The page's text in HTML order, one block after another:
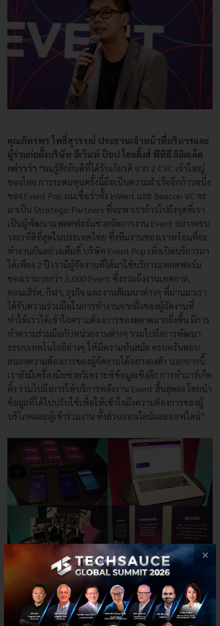
คุณภัทรพร โพธิ์สุวรรณ์ ประธานเจ้าหน้าที่บริหารและ
ผู้ร่วมก่อตั้งบริษัท อีเว้นท์ ป็อป โฮลดิ้งส์ พีทีอี ลิมิตเต็ด
กล่าวว่า “ผมรู้สึกยินดีที่ได้รับเกียรติ จาก 2 CVC เจ้าใหญ่
ของไทย การระดมทุนครั้งนี้ถือเป็นความสำเร็จอีกก้าวหนึ่ง
ของ Event Pop ผมเชื่อว่าทั้ง InVent และ Beacon VC จะ
มาเป็น Strategic Partners ที่จะพาเราก้าวไปถึงจุดที่เรา
เป็นผู้พัฒนาแพลตฟอร์มช่วยจัดการงาน Event อย่างครบ
วงจรที่ดีที่สุดในประเทศไทย ซึ่งทีมงานของเราพร้อมที่จะ
ทำงานกันอย่างเต็มที่ บริษัท Event Pop เพิ่งเปิดบริการมา
ได้เพียง 2 ปี เรามีผู้จัดงานที่ได้มาใช้บริการแพลตฟอร์ม
ของเรามากกว่า 3,000 Event ซึ่งรวมถึงงานเทศกาล,
คอนเสิร์ต, กีฬา, ธุรกิจ และงานสัมมนาต่างๆ ที่ผ่านมาเรา
ได้รับความร่วมมือในการทำงานจากฝั่งของผู้จัดงานที่
ทำให้เราได้เข้าใจความต้องการของตลาดมากยิ่งขึ้น มีการ
ทำความร่วมมือกับหน่วยงานต่างๆ รวมไปถึงการพัฒนา
ระบบเทคโนโลยีต่างๆ ให้มีความทันสมัย ครบครันตอบ
สนองความต้องการของผู้จัดงานได้อย่างลงตัว นอกจากนี้
เรายังมีเครื่องมือช่วยวิเคราะห์ข้อมูลเชิงลึก การทำมาร์เก็ต
ติ้ง รวมไปถึงการให้บริการหลังงาน Event สิ้นสุดลง โดยนำ
ข้อมูลที่ได้ไปปรับใช้เพื่อให้เข้าใจถึงความต้องการของผู้
บริโภคและผู้เข้าร่วมงาน ทั้งส่วนออนไลน์และออฟไลน์”
“จากความสำเร็จของการเปิดตัว 'Spark'ซึ่งเป็นระบบจ่าย
เงินแบบไม่ใช้เงินสดของ Event Popในเดือนเมษายนที่
×